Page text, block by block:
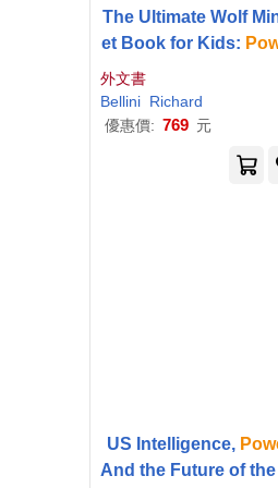
The Ultimate Wolf
et Book for Kids:
ul Story About
Confidence,
& Growing Stronger
外文書
Bellini Richard
優惠價: 769 元
US Intelligence,
And the Future of the